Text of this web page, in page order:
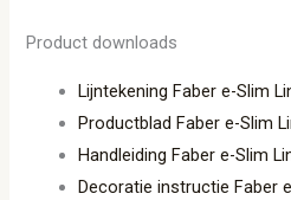
Product downloads
Lijntekening Faber e-Slim
Productblad Faber e-Slim
Handleiding Faber e-Slim
Decoratie instructie Faber